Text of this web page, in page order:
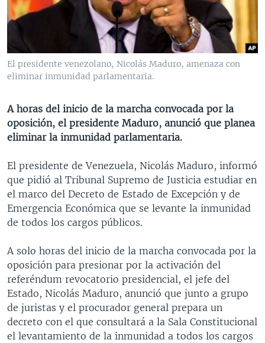
VENEZUELA
NICARAGUA
ECONOMÍA
ENTRETENIMIENTO Y CULTURA
TECNOLOGÍA
DEPORTES
MULTIMEDIA
FOTOGRAFÍA
AUDIOS
PROGRAMAS TV
EL MUNDO AL DÍA
FORO INTERAMERICANO
LAS CLAVES
PANORAMA
RADIO
AVANCE INFORMATIVO
BUENOS DÍAS AMÉRICA
ESTADOS UNIDOS AL DÍA
FORO [RADIO]
DEPORTIVO INTERNACIONAL
NOTA ECONÓMICA
DIRECT
Learning English
Idiomas
El presidente venezolano, Nicolás Maduro, amenaza con
eliminar inmunidad parlamentaria.
A horas del inicio de la marcha convocada por la
oposición, el presidente Maduro, anunció que planea
eliminar la inmunidad parlamentaria.
El presidente de Venezuela, Nicolás Maduro, informó
que pidió al Tribunal Supremo de Justicia estudiar en
el marco del Decreto de Estado de Excepción y de
Emergencia Económica que se levante la inmunidad
de todos los cargos públicos.
A solo horas del inicio de la marcha convocada por la
oposición para presionar por la activación del
referéndum revocatorio presidencial, el jefe del
Estado, Nicolás Maduro, anunció que junto a grupo
de juristas y el procurador general prepara un
decreto con el que consultará a la Sala Constitucional
el levantamiento de la inmunidad a todos los cargos